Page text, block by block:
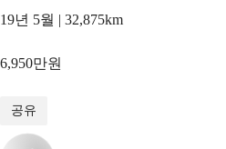
19년 5월 | 32,875km
6,950만원
공유
/13